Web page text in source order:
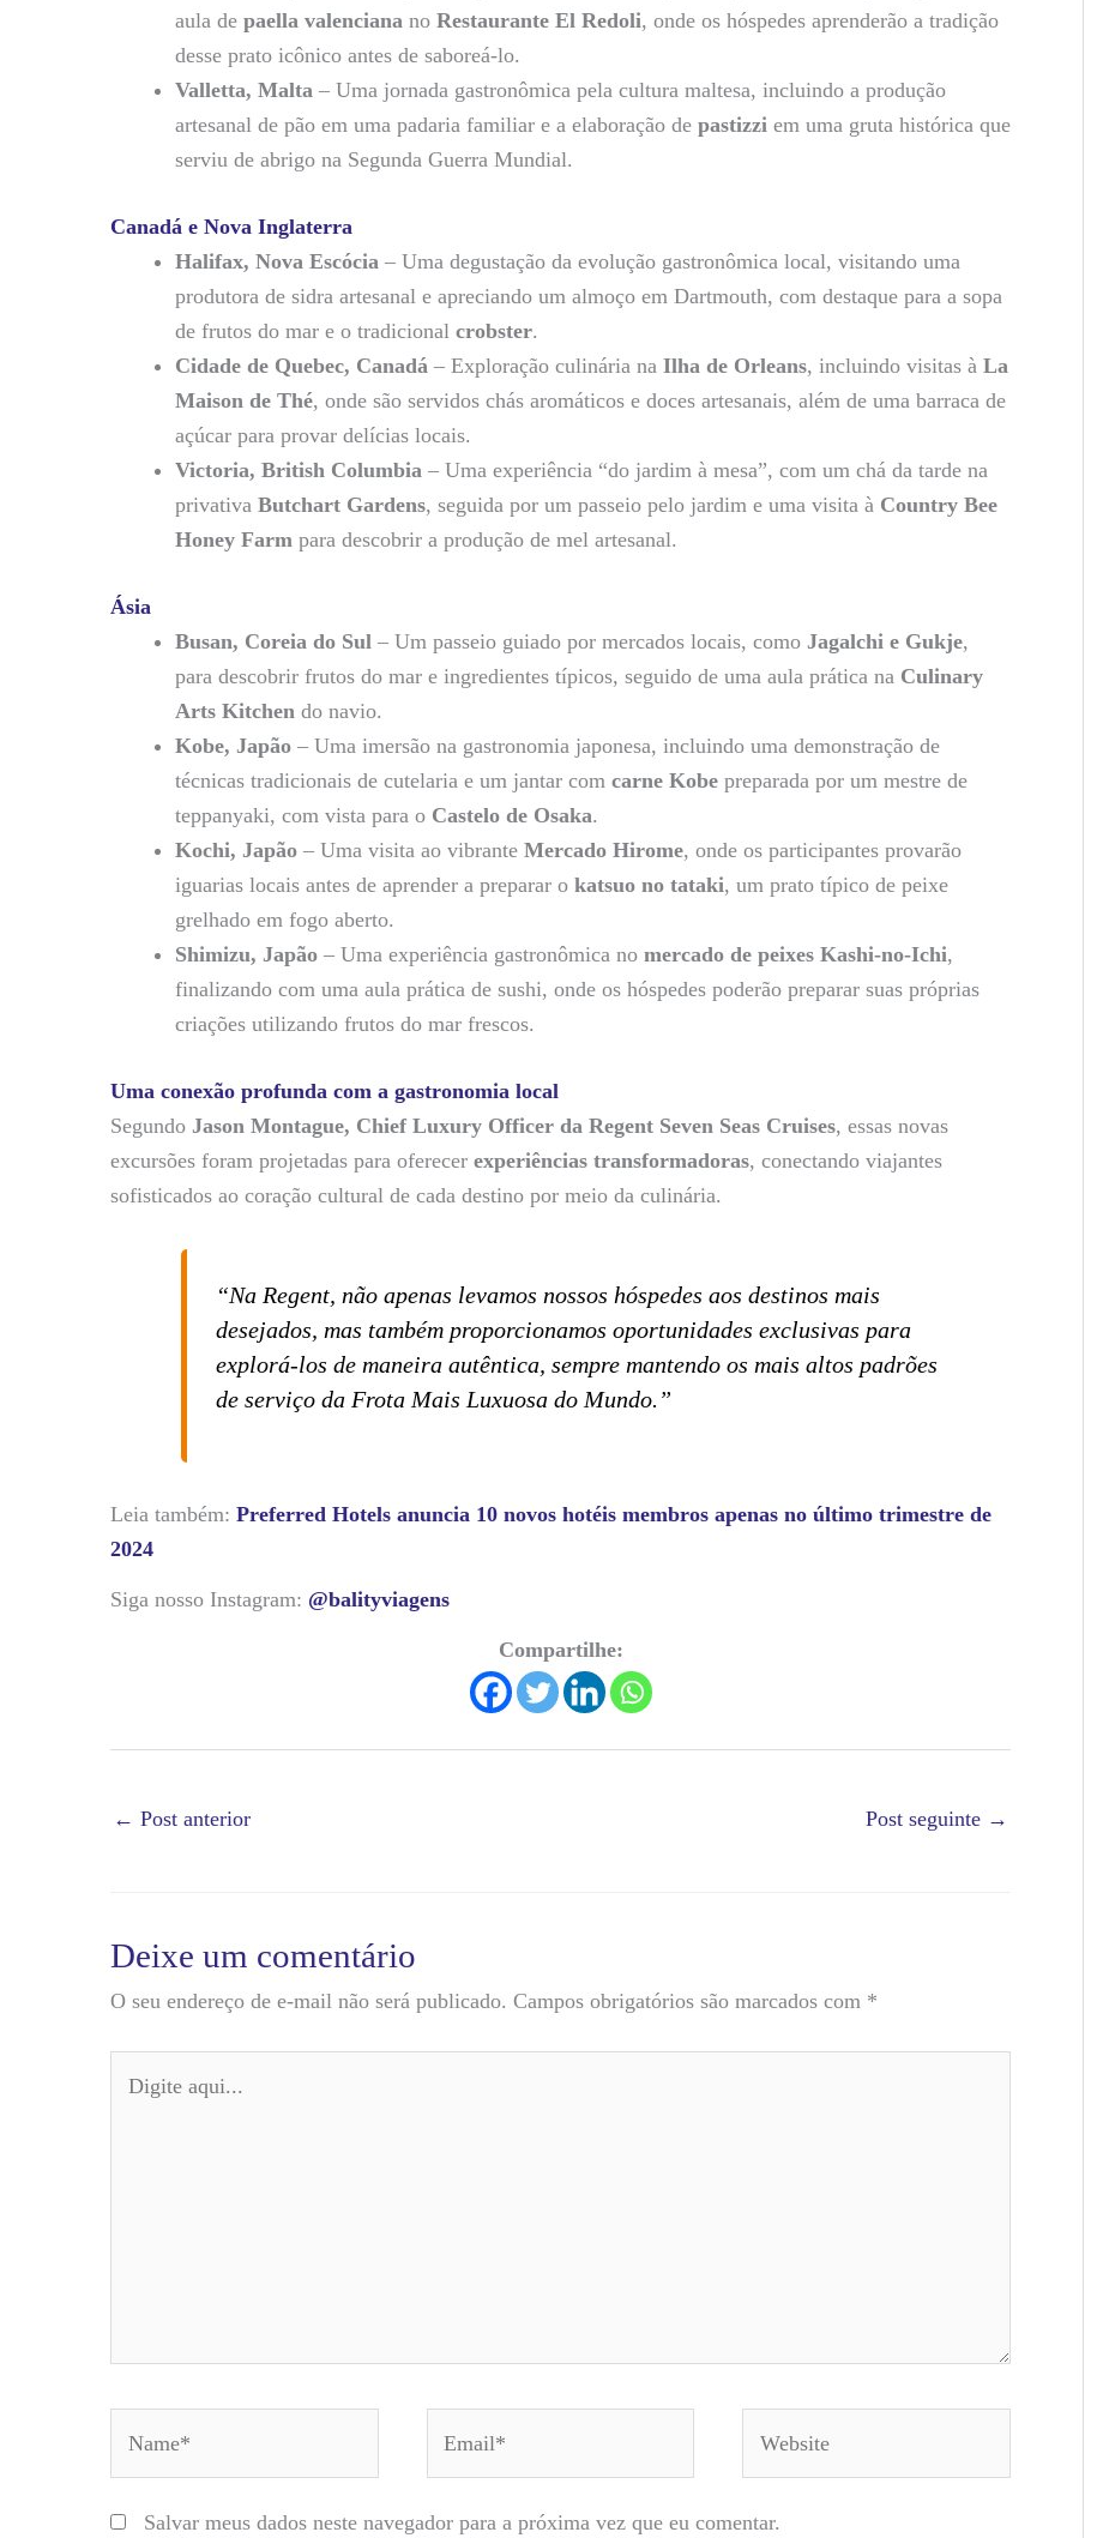
aula de paella valenciana no Restaurante El Redoli, onde os hóspedes aprenderão a tradição
desse prato icônico antes de saboreá-lo.
Valletta, Malta – Uma jornada gastronômica pela cultura maltesa, incluindo a produção
artesanal de pão em uma padaria familiar e a elaboração de pastizzi em uma gruta histórica que
serviu de abrigo na Segunda Guerra Mundial.
Canadá e Nova Inglaterra
Halifax, Nova Escócia – Uma degustação da evolução gastronômica local, visitando uma
produtora de sidra artesanal e apreciando um almoço em Dartmouth, com destaque para a sopa
de frutos do mar e o tradicional crobster.
Cidade de Quebec, Canadá – Exploração culinária na Ilha de Orleans, incluindo visitas à La
Maison de Thé, onde são servidos chás aromáticos e doces artesanais, além de uma barraca de
açúcar para provar delícias locais.
Victoria, British Columbia – Uma experiência “do jardim à mesa”, com um chá da tarde na
privativa Butchart Gardens, seguida por um passeio pelo jardim e uma visita à Country Bee
Honey Farm para descobrir a produção de mel artesanal.
Ásia
Busan, Coreia do Sul – Um passeio guiado por mercados locais, como Jagalchi e Gukje,
para descobrir frutos do mar e ingredientes típicos, seguido de uma aula prática na Culinary
Arts Kitchen do navio.
Kobe, Japão – Uma imersão na gastronomia japonesa, incluindo uma demonstração de
técnicas tradicionais de cutelaria e um jantar com carne Kobe preparada por um mestre de
teppanyaki, com vista para o Castelo de Osaka.
Kochi, Japão – Uma visita ao vibrante Mercado Hirome, onde os participantes provarão
iguarias locais antes de aprender a preparar o katsuo no tataki, um prato típico de peixe
grelhado em fogo aberto.
Shimizu, Japão – Uma experiência gastronômica no mercado de peixes Kashi-no-Ichi,
finalizando com uma aula prática de sushi, onde os hóspedes poderão preparar suas próprias
criações utilizando frutos do mar frescos.
Uma conexão profunda com a gastronomia local
Segundo Jason Montague, Chief Luxury Officer da Regent Seven Seas Cruises, essas novas
excursões foram projetadas para oferecer experiências transformadoras, conectando viajantes
sofisticados ao coração cultural de cada destino por meio da culinária.
“Na Regent, não apenas levamos nossos hóspedes aos destinos mais
desejados, mas também proporcionamos oportunidades exclusivas para
explorá-los de maneira autêntica, sempre mantendo os mais altos padrões
de serviço da Frota Mais Luxuosa do Mundo.”
Leia também: Preferred Hotels anuncia 10 novos hotéis membros apenas no último trimestre de
2024
Siga nosso Instagram: @balityviagens
Compartilhe:
← Post anterior Post seguinte →
Deixe um comentário
O seu endereço de e-mail não será publicado. Campos obrigatórios são marcados com *
aqui...
Salvar meus dados neste navegador para a próxima vez que eu comentar.